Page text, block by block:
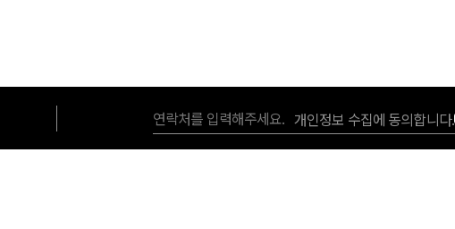
개인정보 수집에 동의합니다.
상호 : 법무법인 테헤란 | 대표 번호: 1668-5720
사업자 번호 : 589-86-01340(법무)